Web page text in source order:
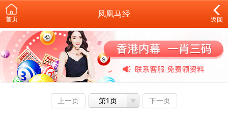
首页
凤凰马经
返回
上一页 第1页 下一页